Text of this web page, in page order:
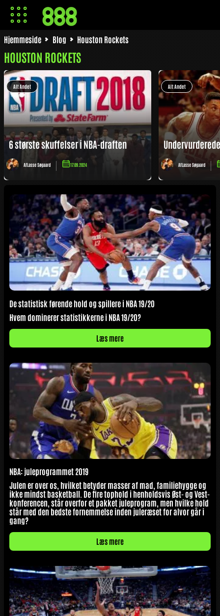
Hjemmeside Blog Houston Rockets
HOUSTON ROCKETS
Alt Andet
6 største skuffelser i NBA-draften
AfLasse Søgaard 17.09.2024
Alt Andet
AfLasse Søgaard
De statistisk førende hold og spillere i NBA 19/20
Hvem dominerer statistikkerne i NBA 19/20?
Læs mere
NBA: juleprogrammet 2019
Julen er over os, hvilket betyder masser af mad, familiehygge og
ikke mindst basketball. De fire tophold i henholdsvis Øst- og Vest-
konferencen, står overfor et pakket juleprogram, men hvilke hold
står med den bedste fornemmelse inden juleræset for alvor går i
gang?
Læs mere